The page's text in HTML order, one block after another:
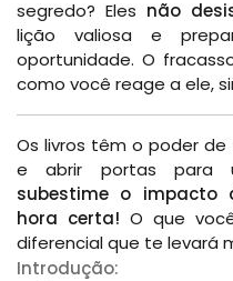
segredo? Eles não
lição valiosa e
oportunidade. O
como você reage a ele,
Os livros têm o poder
e abrir portas para
subestime o impacto
hora certa! O que
diferencial que te levará
Introdução: